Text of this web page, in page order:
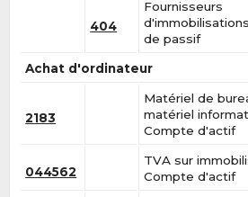
404
Fournisseurs
de passif
Achat d'ordinateur
2183
Matériel de
matériel
Compte d'actif
044562
TVA sur
Compte d'actif